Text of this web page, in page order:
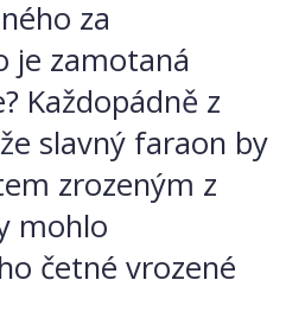
za
je zamotaná
Každopádně z
slavný faraon by
zrozeným z
mohlo
četné vrozené